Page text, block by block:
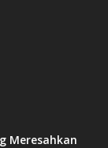
Meresahkan